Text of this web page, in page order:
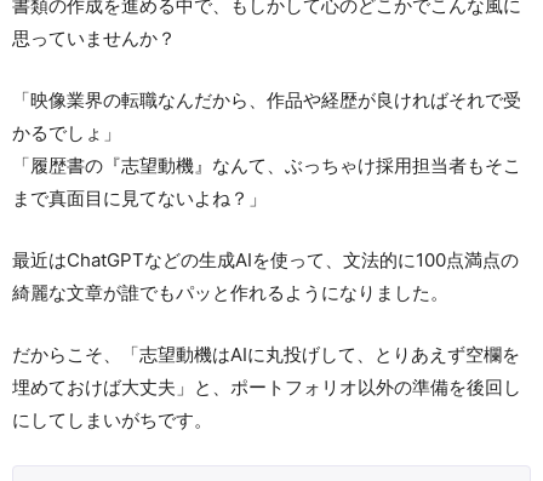
書類の作成を進める中で、もしかして心のどこかでこんな風に
思っていませんか？
「映像業界の転職なんだから、作品や経歴が良ければそれで受
かるでしょ」
「履歴書の『志望動機』なんて、ぶっちゃけ採用担当者もそこ
まで真面目に見てないよね？」
最近はChatGPTなどの生成AIを使って、文法的に100点満点の
綺麗な文章が誰でもパッと作れるようになりました。
だからこそ、「志望動機はAIに丸投げして、とりあえず空欄を
埋めておけば大丈夫」と、ポートフォリオ以外の準備を後回し
にしてしまいがちです。